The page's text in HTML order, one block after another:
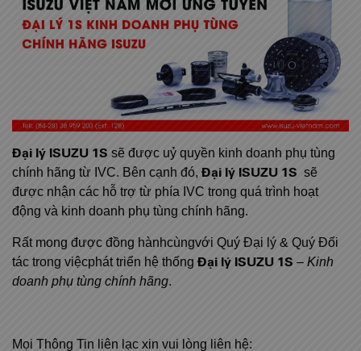
Đại lý ISUZU 1S sẽ được uỷ quyền kinh doanh phụ tùng
chính hãng từ IVC. Bên cạnh đó, Đại lý ISUZU 1S sẽ
được nhận các hỗ trợ từ phía IVC trong quá trình hoạt
động và kinh doanh phụ tùng chính hãng.
Rất mong được đồng hànhcùngvới Quý Đại lý & Quý Đối
tác trong việcphát triển hệ thống Đại lý ISUZU 1S – Kinh
doanh phụ tùng chính hãng.
Mọi Thông Tin liên lạc xin vui lòng liên hệ: